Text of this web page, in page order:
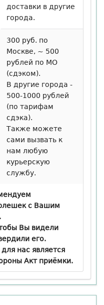
доставки в другие
города.
300 руб. по
Москве, ~ 500
рублей по МО
(сдэком).
В другие города -
500-1000 рублей
(по тарифам
сдэка).
Также можете
сами вызвать к
нам любую
курьерскую
службу.
с Вашим
Вы видели
его.
нас является
Акт приёмки.